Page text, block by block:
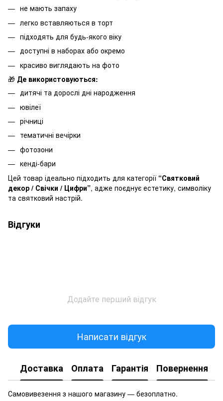
не мають запаху
легко вставляються в торт
підходять для будь-якого віку
доступні в наборах або окремо
красиво виглядають на фото
🎁 Де використовуються:
дитячі та дорослі дні народження
ювілеї
річниці
тематичні вечірки
фотозони
кенді-бари
Цей товар ідеально підходить для категорії “Святковий
декор / Свічки / Цифри”, адже поєднує естетику, символіку
та святковий настрій.
Відгуки
Додайте перший відгук
Написати відгук
Доставка Оплата Гарантія Повернення
Самовивезення з нашого магазину — безоплатно.